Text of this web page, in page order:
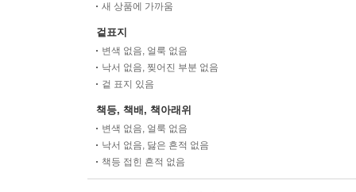
새 상품에 가까움
겉표지
변색 없음, 얼룩 없음
낙서 없음, 찢어진 부분 없음
겉 표지 있음
책등, 책배, 책아래위
변색 없음, 얼룩 없음
낙서 없음, 닳은 흔적 없음
책등 접힌 흔적 없음